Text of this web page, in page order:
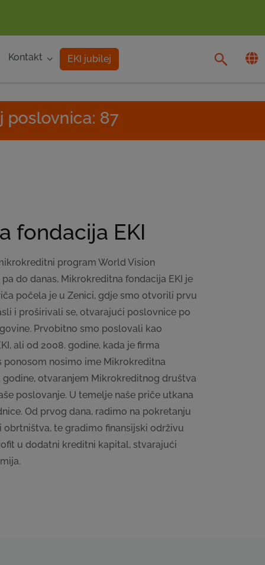
Kontakt EKI jubilej
87
fondacija EKI
program World Vision
do danas, Mikrokreditna fondacija EKI je
počela je u Zenici, gdje smo otvorili prvu
i proširivali se, otvarajući poslovnice po
Prvobitno smo poslovali kao
ali od 2008. godine, kada je firma
ponosom nosimo ime Mikrokreditna
godine, otvaranjem Mikrokreditnog društva
poslovanje. U temelje naše priče utkana
Od prvog dana, radimo na pokretanju
te gradimo finansijski održivu
u dodatni kreditni kapital, stvarajući